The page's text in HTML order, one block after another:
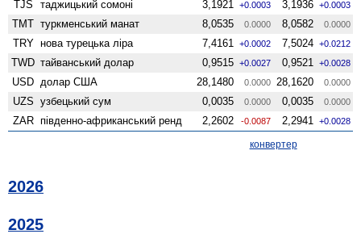
TJS таджицький сомоні 3,1921 +0.0003 3,1936 +0.0003
TMT туркменський манат 8,0535 0.0000 8,0582 0.0000
TRY нова турецька ліра 7,4161 +0.0002 7,5024 +0.0212
TWD тайванський долар 0,9515 +0.0027 0,9521 +0.0028
USD долар США 28,1480 0.0000 28,1620 0.0000
UZS узбецький сум 0,0035 0.0000 0,0035 0.0000
ZAR південно-африканський ренд 2,2602 -0.0087 2,2941 +0.0028
конвертер
2026
2025